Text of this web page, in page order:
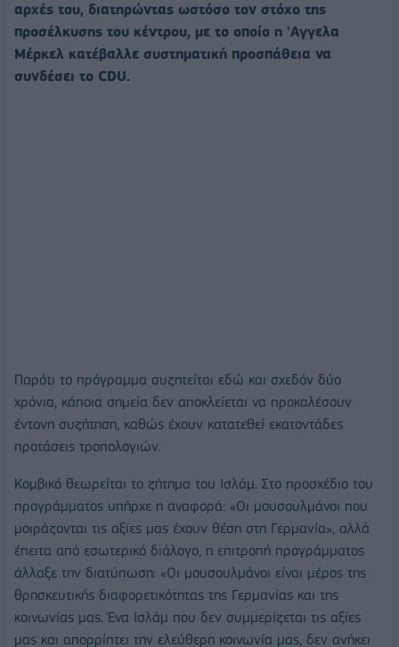
αρχές του, διατηρώντας ωστόσο τον στόχο της
προσέλκυσης του κέντρου, με το οποίο η 'Αγγελα
Μέρκελ κατέβαλλε συστηματική προσπάθεια να
συνδέσει το CDU.
Παρότι το πρόγραμμα συζητείται εδώ και σχεδόν δύο
χρόνια, κάποια σημεία δεν αποκλείεται να προκαλέσουν
έντονη συζήτηση, καθώς έχουν κατατεθεί εκατοντάδες
προτάσεις τροπολογιών.
Κομβικό θεωρείται το ζήτημα του Ισλάμ. Στο προσχέδιο του
προγράμματος υπήρχε η αναφορά: «Οι μουσουλμάνοι που
μοιράζονται τις αξίες μας έχουν θέση στη Γερμανία», αλλά
έπειτα από εσωτερικό διάλογο, η επιτροπή προγράμματος
άλλαξε την διατύπωση: «Οι μουσουλμάνοι είναι μέρος της
θρησκευτικής διαφορετικότητας της Γερμανίας και της
κοινωνίας μας. Ένα Ισλάμ που δεν συμμερίζεται τις αξίες
μας και απορρίπτει την ελεύθερη κοινωνία μας, δεν ανήκει